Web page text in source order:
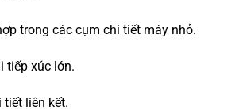
trong các cụm chi tiết máy nhỏ.
tiếp xúc lớn.
tiết liên kết.